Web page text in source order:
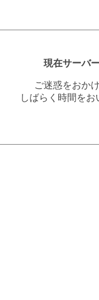
現在サーバ
ご迷惑をおか
しばらく時間を